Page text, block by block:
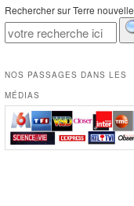
Rechercher sur Terre nouvelle
NOS PASSAGES DANS LES
MÉDIAS